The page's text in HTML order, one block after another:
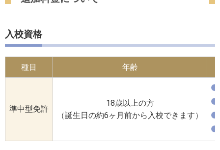
入校資格
種目 年齢
準中型免許
18歳以上の方
（誕生日の約6ヶ月前から入校できます）